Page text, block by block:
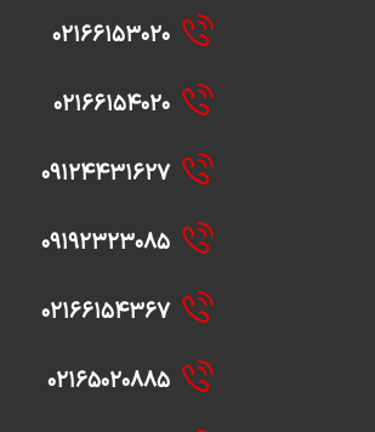
۰۲۱۶۶۱۵۳۰۲۰
۰۲۱۶۶۱۵۴۰۲۰
۰۹۱۲۴۴۳۱۶۲۷
۰۹۱۹۲۳۲۳۰۸۵
۰۲۱۶۶۱۵۴۳۶۷
۰۲۱۶۵۰۲۰۸۸۵